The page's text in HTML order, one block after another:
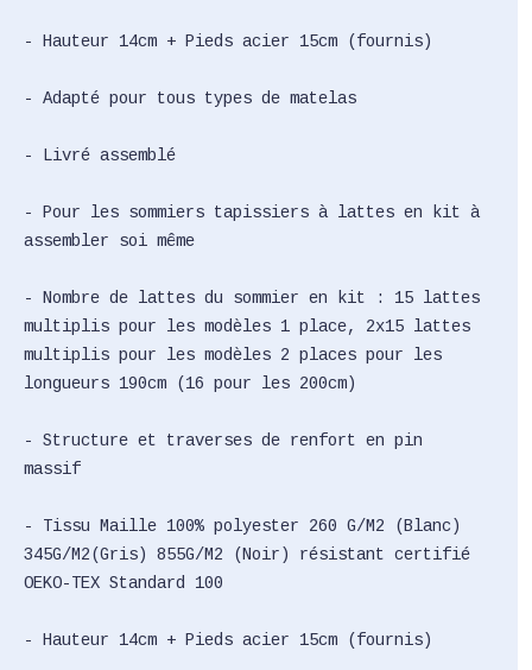
- Hauteur 14cm + Pieds acier 15cm (fournis)
- Adapté pour tous types de matelas
- Livré assemblé
- Pour les sommiers tapissiers à lattes en kit à
assembler soi même
- Nombre de lattes du sommier en kit : 15 lattes
multiplis pour les modèles 1 place, 2x15 lattes
multiplis pour les modèles 2 places pour les
longueurs 190cm (16 pour les 200cm)
- Structure et traverses de renfort en pin
massif
- Tissu Maille 100% polyester 260 G/M2 (Blanc)
345G/M2(Gris) 855G/M2 (Noir) résistant certifié
OEKO-TEX Standard 100
- Hauteur 14cm + Pieds acier 15cm (fournis)